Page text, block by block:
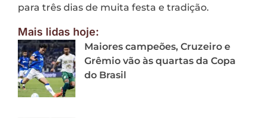
para três dias de muita festa e tradição.
Mais lidas hoje:
Maiores campeões, Cruzeiro e
Grêmio vão às quartas da Copa
do Brasil